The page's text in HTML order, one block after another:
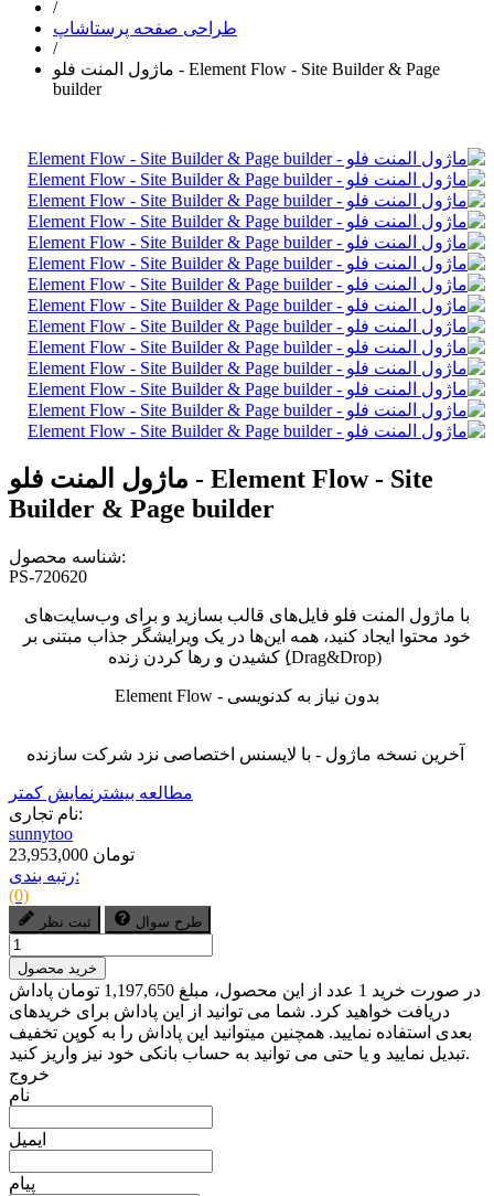
/
طراحی صفحه پرستاشاپ
/
ماژول المنت فلو - Element Flow - Site Builder & Page
builder
ماژول المنت فلو - Element Flow - Site
Builder & Page builder
شناسه محصول:
PS-720620
با ماژول المنت فلو فایل‌های قالب بسازید و برای وب‌سایت‌های
خود محتوا ایجاد کنید، همه این‌ها در یک ویرایشگر جذاب مبتنی بر
کشیدن و رها کردن زنده (ِDrag&Drop)
Element Flow - بدون نیاز به کدنویسی
مطالعه بیشتر نمایش کمتر
نام تجاری:
sunnytoo
23,953,000 تومان
رتبه بندی:
(0)
ثبت نظر طرح سوال
خرید محصول
در صورت خرید 1 عدد از این محصول، مبلغ 1,197,650 تومان پاداش
دریافت خواهید کرد. شما می توانید از این پاداش برای خریدهای
بعدی استفاده نمایید. همچنین میتوانید این پاداش را به کوپن تخفیف
تبدیل نمایید و یا حتی می توانید به حساب بانکی خود نیز واریز کنید.
خروج
نام
ایمیل
پیام